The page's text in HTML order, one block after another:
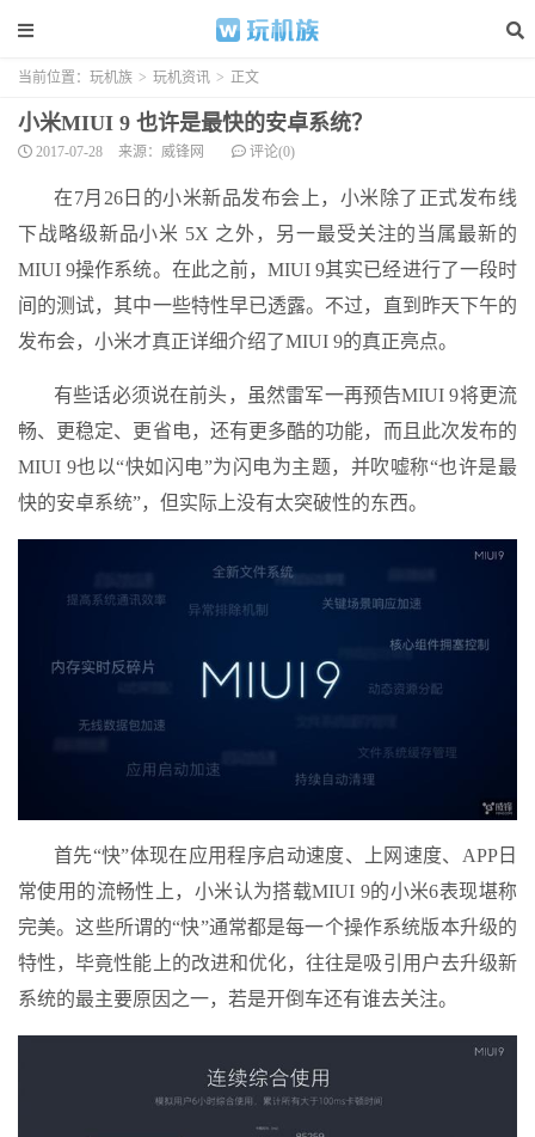
当前位置： 玩机族 > 玩机资讯 > 正文
小米MIUI 9 也许是最快的安卓系统？
2017-07-28 来源：威锋网 评论(0)
在7月26日的小米新品发布会上，小米除了正式发布线
下战略级新品小米 5X 之外，另一最受关注的当属最新的
MIUI 9操作系统。在此之前，MIUI 9其实已经进行了一段时
间的测试，其中一些特性早已透露。不过，直到昨天下午的
发布会，小米才真正详细介绍了MIUI 9的真正亮点。
有些话必须说在前头，虽然雷军一再预告MIUI 9将更流
畅、更稳定、更省电，还有更多酷的功能，而且此次发布的
MIUI 9也以“快如闪电”为闪电为主题，并吹嘘称“也许是最
快的安卓系统”，但实际上没有太突破性的东西。
首先“快”体现在应用程序启动速度、上网速度、APP日
常使用的流畅性上，小米认为搭载MIUI 9的小米6表现堪称
完美。这些所谓的“快”通常都是每一个操作系统版本升级的
特性，毕竟性能上的改进和优化，往往是吸引用户去升级新
系统的最主要原因之一，若是开倒车还有谁去关注。